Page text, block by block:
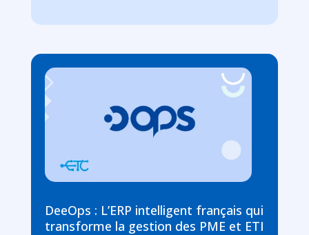
DeeOps : L’ERP intelligent français qui
transforme la gestion des PME et ETI